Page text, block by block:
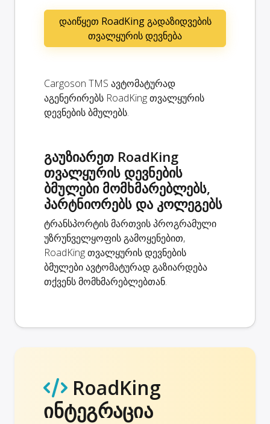
დაიწყეთ RoadKing გადაზიდვების
თვალყურის დევნება
Cargoson TMS ავტომატურად
აგენერირებს RoadKing თვალყურის
დევნების ბმულებს.
გაუზიარეთ RoadKing
თვალყურის დევნების
ბმულები მომხმარებლებს,
პარტნიორებს და კოლეგებს
ტრანსპორტის მართვის პროგრამული
უზრუნველყოფის გამოყენებით,
RoadKing თვალყურის დევნების
ბმულები ავტომატურად გაზიარდება
თქვენს მომხმარებლებთან.
RoadKing
ინტეგრაცია